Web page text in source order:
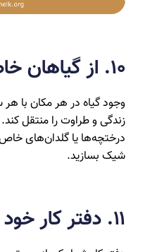
۱۰. از گیاهان خاص استفاده کنید
وجود گیاه در هر مکان با
زندگی و طراوت را منتقل
درختچه‌ها یا گلدان‌های
شیک بسازید.
۱۱. دفتر کار خود را منظم نگه دارید